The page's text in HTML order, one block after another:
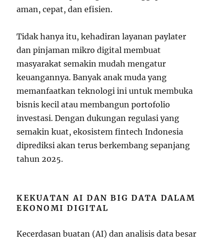
aman, cepat, dan efisien.
Tidak hanya itu, kehadiran layanan paylater
dan pinjaman mikro digital membuat
masyarakat semakin mudah mengatur
keuangannya. Banyak anak muda yang
memanfaatkan teknologi ini untuk membuka
bisnis kecil atau membangun portofolio
investasi. Dengan dukungan regulasi yang
semakin kuat, ekosistem fintech Indonesia
diprediksi akan terus berkembang sepanjang
tahun 2025.
KEKUATAN AI DAN BIG DATA DALAM
EKONOMI DIGITAL
Kecerdasan buatan (AI) dan analisis data besar